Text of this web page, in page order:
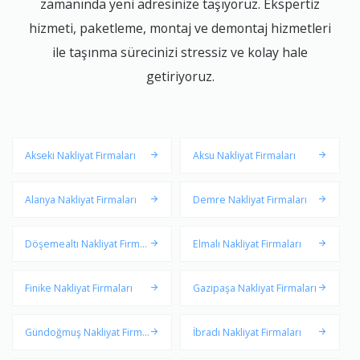
zamanında yeni adresinize taşıyoruz. Ekspertiz
hizmeti, paketleme, montaj ve demontaj hizmetleri
ile taşınma sürecinizi stressiz ve kolay hale
getiriyoruz.
Akseki Nakliyat Firmaları Aksu Nakliyat Firmaları
Alanya Nakliyat Firmaları Demre Nakliyat Firmaları
Döşemealtı Nakliyat Firmal
Elmalı Nakliyat Firmaları
Finike Nakliyat Firmaları Gazipaşa Nakliyat Firmaları
Gündoğmuş Nakliyat Firma
İbradı Nakliyat Firmaları